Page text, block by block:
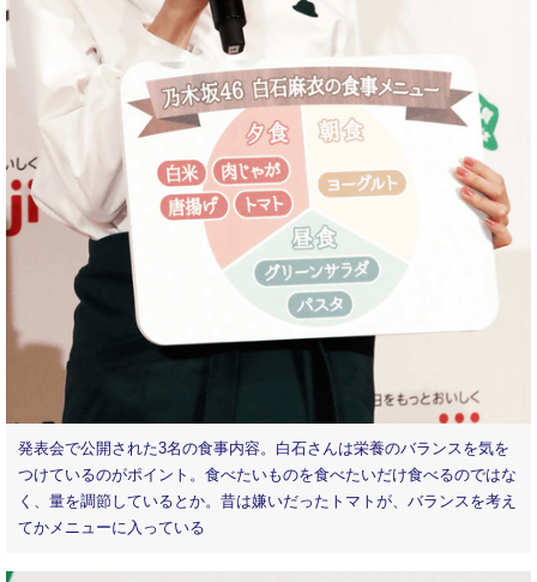
発表会で公開された3名の食事内容。白石さんは栄養のバランスを気を
つけているのがポイント。食べたいものを食べたいだけ食べるのではな
く、量を調節しているとか。昔は嫌いだったトマトが、バランスを考え
てかメニューに入っている